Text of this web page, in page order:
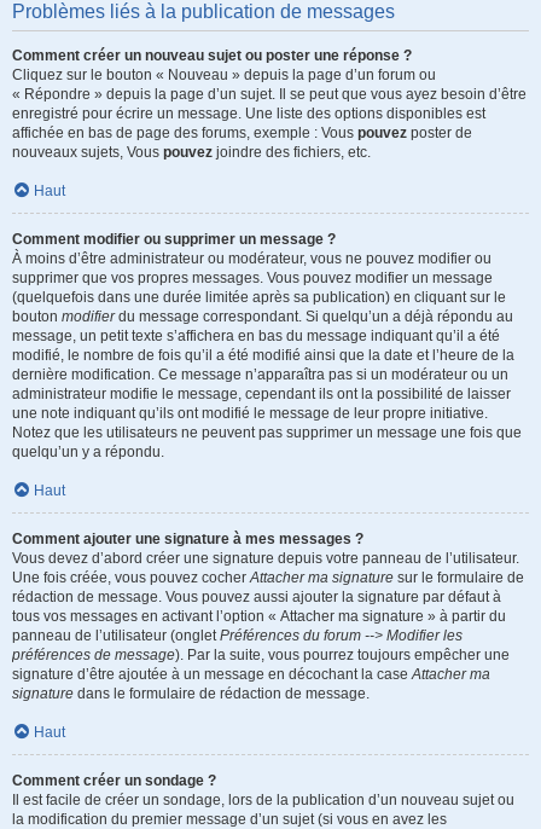
Problèmes liés à la publication de messages
Comment créer un nouveau sujet ou poster une réponse ?
Cliquez sur le bouton « Nouveau » depuis la page d’un forum ou
« Répondre » depuis la page d’un sujet. Il se peut que vous ayez besoin d’être
enregistré pour écrire un message. Une liste des options disponibles est
affichée en bas de page des forums, exemple : Vous pouvez poster de
nouveaux sujets, Vous pouvez joindre des fichiers, etc.
Haut
Comment modifier ou supprimer un message ?
À moins d’être administrateur ou modérateur, vous ne pouvez modifier ou
supprimer que vos propres messages. Vous pouvez modifier un message
(quelquefois dans une durée limitée après sa publication) en cliquant sur le
bouton modifierdu message correspondant. Si quelqu’un a déjà répondu au
message, un petit texte s’affichera en bas du message indiquant qu’il a été
modifié, le nombre de fois qu’il a été modifié ainsi que la date et l’heure de la
dernière modification. Ce message n’apparaîtra pas si un modérateur ou un
administrateur modifie le message, cependant ils ont la possibilité de laisser
une note indiquant qu’ils ont modifié le message de leur propre initiative.
Notez que les utilisateurs ne peuvent pas supprimer un message une fois que
quelqu’un y a répondu.
Haut
Comment ajouter une signature à mes messages ?
Vous devez d’abord créer une signature depuis votre panneau de l’utilisateur.
Une fois créée, vous pouvez cocherAttacher ma signature sur le formulaire de
rédaction de message. Vous pouvez aussi ajouter la signature par défaut à
tous vos messages en activant l’option « Attacher ma signature » à partir du
panneau de l’utilisateur (ongletPréférences du forum --> Modifier les
préférences de message). Par la suite, vous pourrez toujours empêcher une
signature d’être ajoutée à un message en décochant la caseAttacher ma
signature dans le formulaire de rédaction de message.
Haut
Comment créer un sondage ?
Il est facile de créer un sondage, lors de la publication d’un nouveau sujet ou
la modification du premier message d’un sujet (si vous en avez les